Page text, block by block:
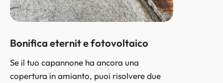
Bonifica eternit e fotovoltaico
Se il tuo capannone ha ancora una
copertura in amianto, puoi risolvere due